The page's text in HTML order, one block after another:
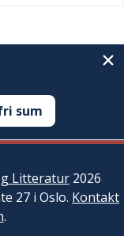
sum
Litteratur2026
27 i Oslo. Kontakt
.